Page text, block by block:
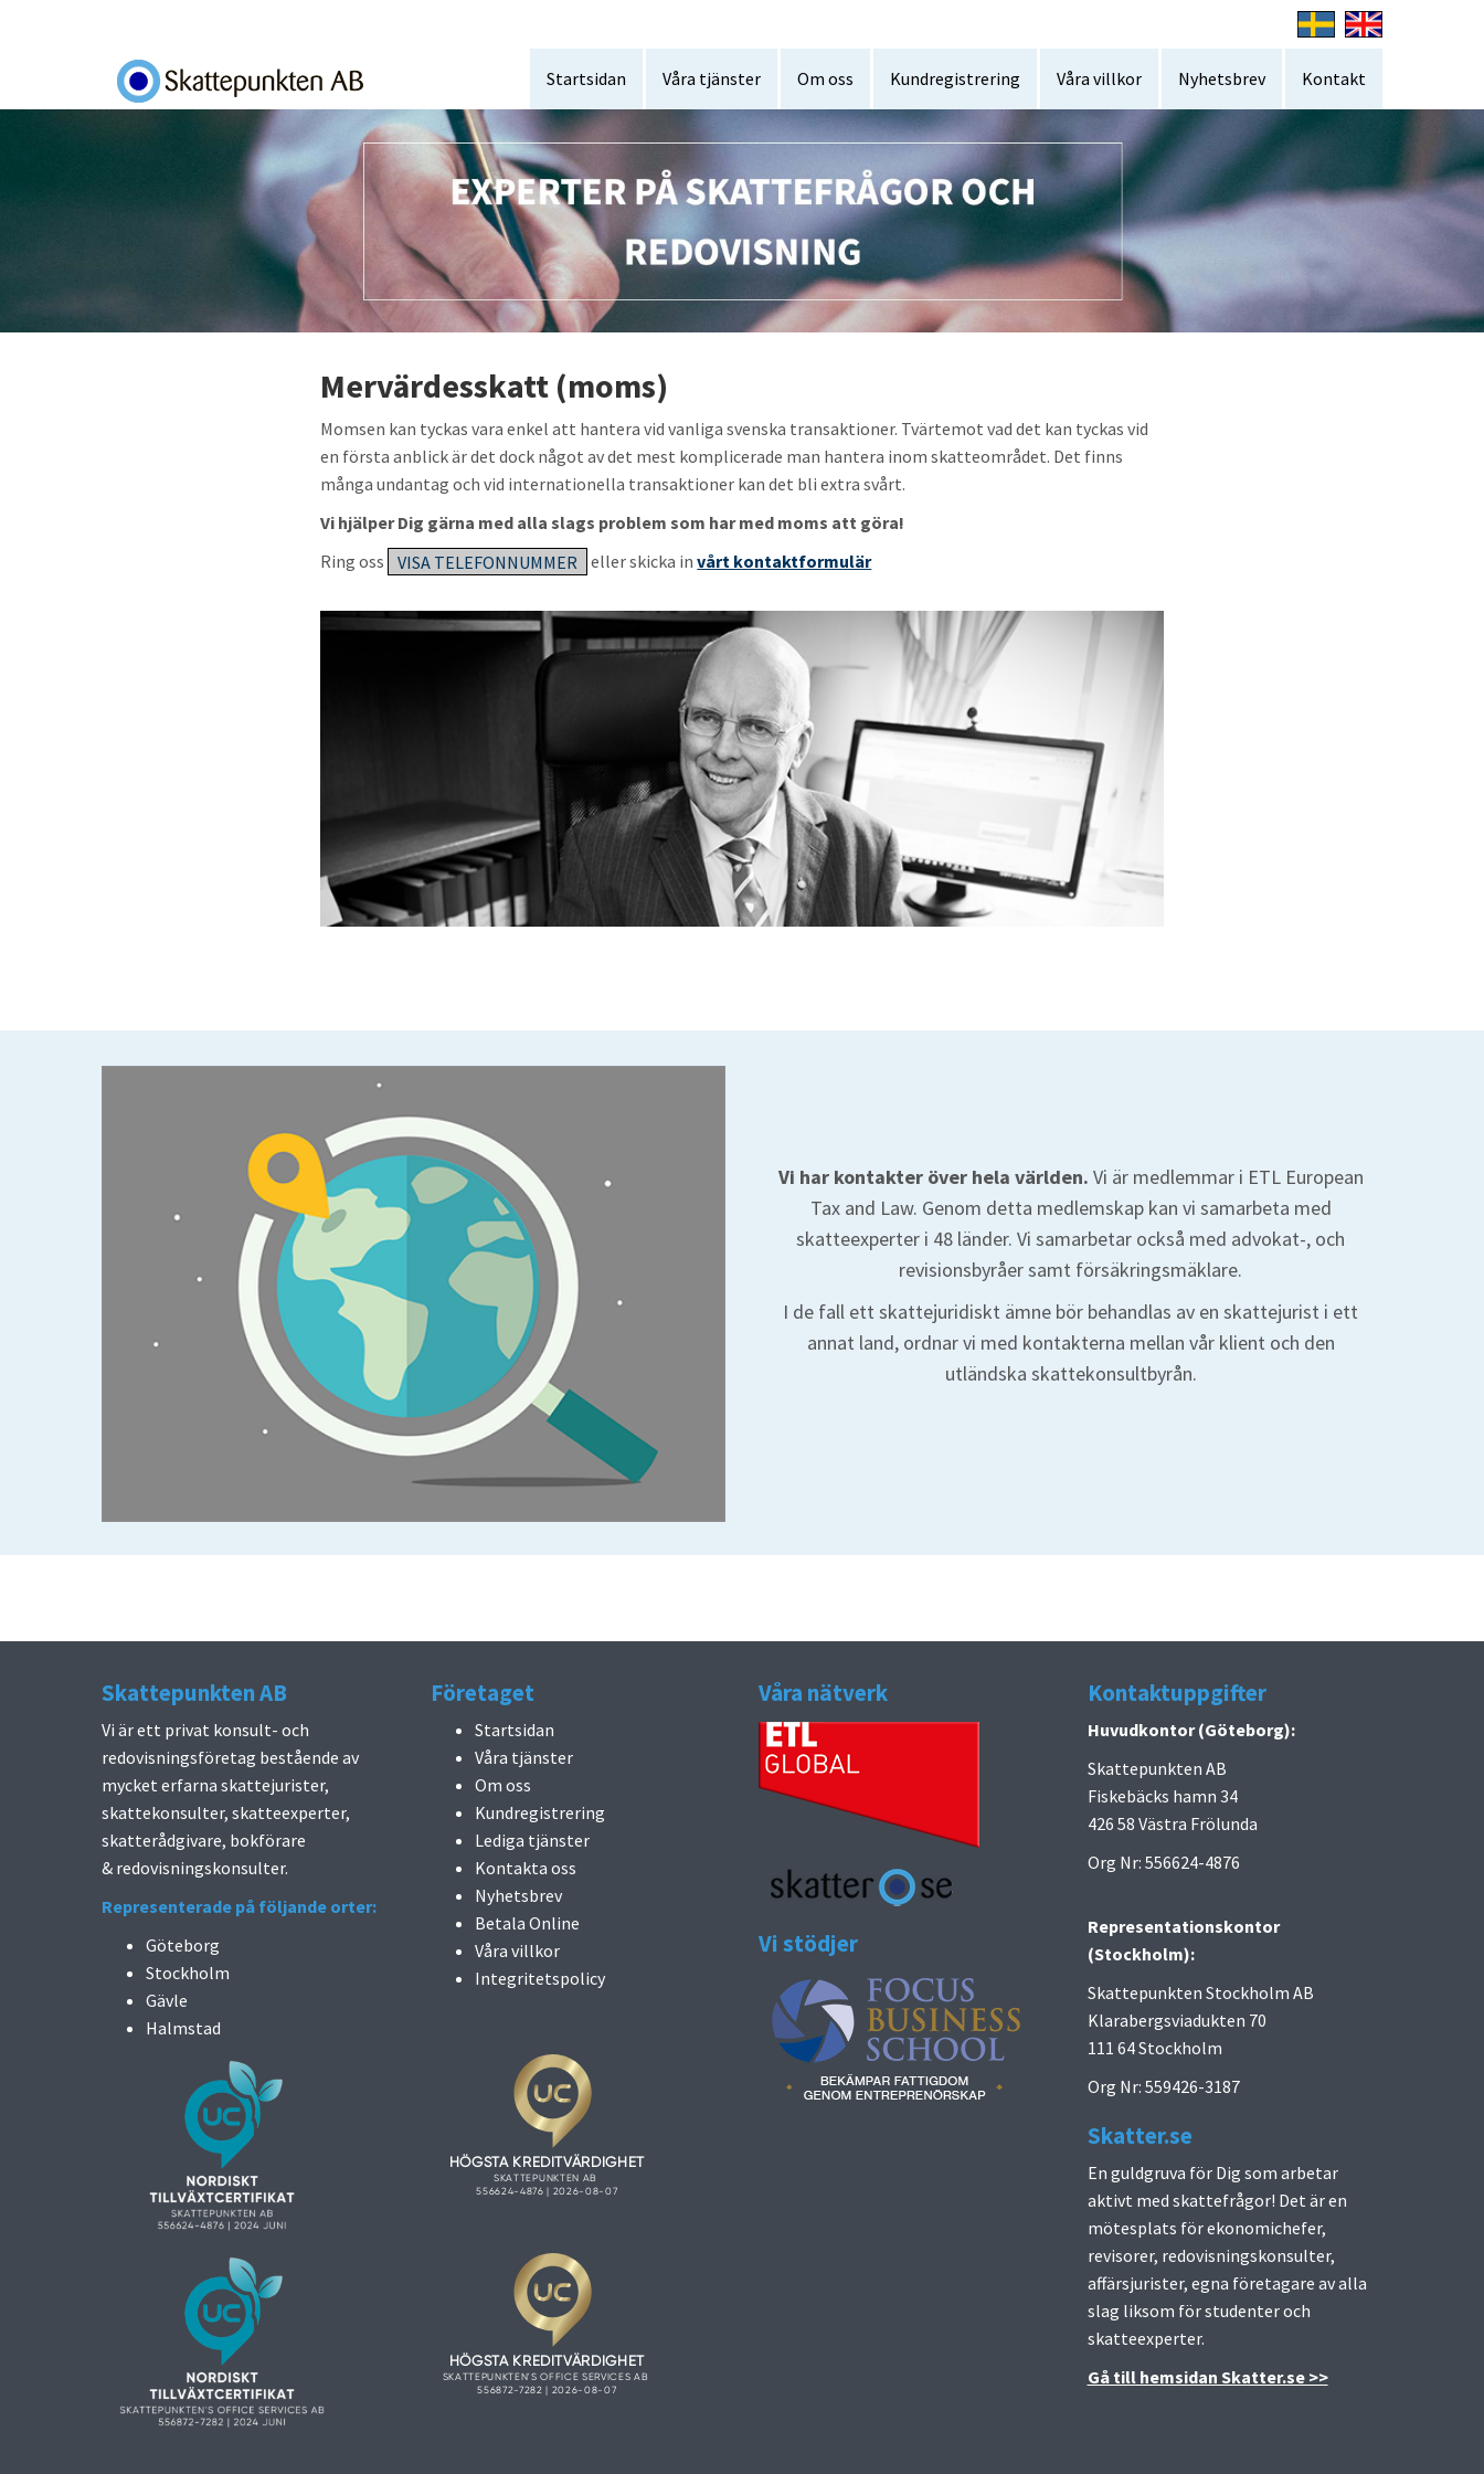
Startsidan Våra tjänster Om oss Kundregistrering Våra villkor Nyhetsbrev Kontakt
Mervärdesskatt (moms)
Momsen kan tyckas vara enkel att hantera vid vanliga svenska transaktioner. Tvärtemot vad det kan tyckas vid
en första anblick är det dock något av det mest komplicerade man hantera inom skatteområdet. Det finns
många undantag och vid internationella transaktioner kan det bli extra svårt.
Vi hjälper Dig gärna med alla slags problem som har med moms att göra!
Ring oss
VISA TELEFONNUMMER eller skicka invårt kontaktformulär
Vi har kontakter över hela världen. Vi är medlemmar i ETL European
Tax and Law. Genom detta medlemskap kan vi samarbeta med
skatteexperter i 48 länder. Vi samarbetar också med advokat-, och
revisionsbyråer samt försäkringsmäklare.
I de fall ett skattejuridiskt ämne bör behandlas av en skattejurist i ett
annat land, ordnar vi med kontakterna mellan vår klient och den
utländska skattekonsultbyrån.
Skattepunkten AB
Vi är ett privat konsult- och
redovisningsföretag bestående av
mycket erfarna skattejurister,
skattekonsulter, skatteexperter,
skatterådgivare, bokförare
& redovisningskonsulter.
Representerade på följande orter:
Göteborg
Stockholm
Gävle
Halmstad
Företaget
Startsidan
Våra tjänster
Om oss
Kundregistrering
Lediga tjänster
Kontakta oss
Nyhetsbrev
Betala Online
Våra villkor
Integritetspolicy
Våra nätverk
Vi stödjer
Kontaktuppgifter
Huvudkontor (Göteborg):
Skattepunkten AB
Fiskebäcks hamn 34
426 58 Västra Frölunda
Org Nr: 556624-4876
Representationskontor
(Stockholm):
Skattepunkten Stockholm AB
Klarabergsviadukten 70
111 64 Stockholm
Org Nr: 559426-3187
Skatter.se
En guldgruva för Dig som arbetar
aktivt med skattefrågor! Det är en
mötesplats för ekonomichefer,
revisorer, redovisningskonsulter,
affärsjurister, egna företagare av alla
slag liksom för studenter och
skatteexperter.
Gå till hemsidan Skatter.se >>